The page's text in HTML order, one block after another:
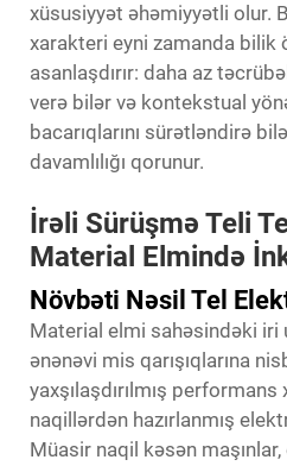
xüsusiyyət əhəmiyyətli olur.
xarakteri eyni zamanda bilik
asanlaşdırır: daha az
verə bilər və kontekstual
bacarıqlarını sürətləndirə
davamlılığı qorunur.
İrəli Sürüşmə Teli
Material Elmində
Növbəti Nəsil Tel
Material elmi sahəsindəki iri
ənənəvi mis qarışıqlarına
yaxşılaşdırılmış
naqillərdən hazırlanmış
Müasir naqil kəsən